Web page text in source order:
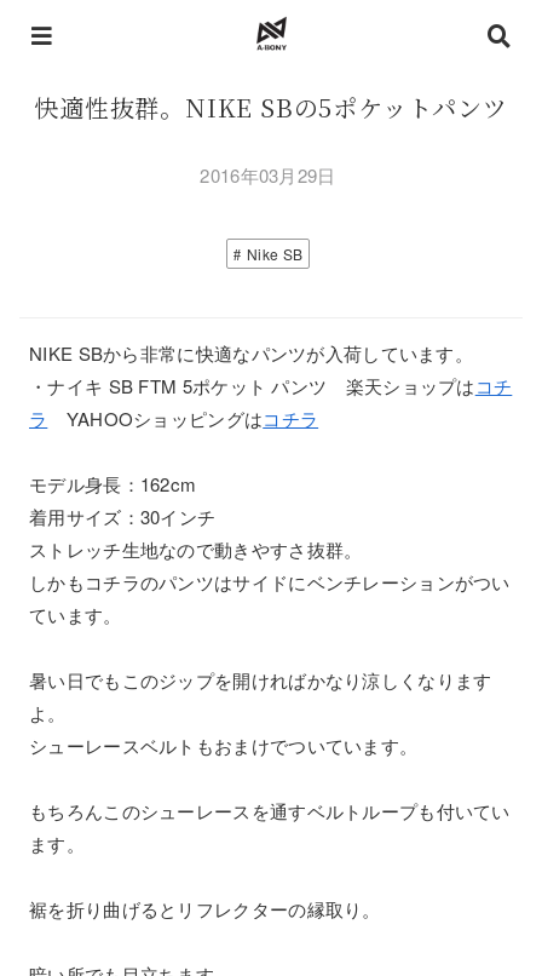
快適性抜群。NIKE SBの5ポケットパンツ
2016年03月29日
Nike SB
NIKE SBから非常に快適なパンツが入荷しています。
・ナイキ SB FTM 5ポケット パンツ 楽天ショップはコチ
ラ
YAHOOショッピングはコチラ
モデル身長：162cm
着用サイズ：30インチ
ストレッチ生地なので動きやすさ抜群。
しかもコチラのパンツはサイドにベンチレーションがつい
ています。
暑い日でもこのジップを開ければかなり涼しくなります
よ。
シューレースベルトもおまけでついています。
もちろんこのシューレースを通すベルトループも付いてい
ます。
裾を折り曲げるとリフレクターの縁取り。